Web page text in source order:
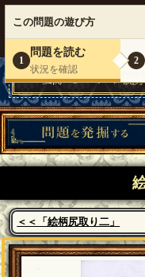
いらっしゃいませ。ゲスト
＜＜「絵柄尻取り二」
この問題の遊び方
1
問題を読む
状況を確認
2